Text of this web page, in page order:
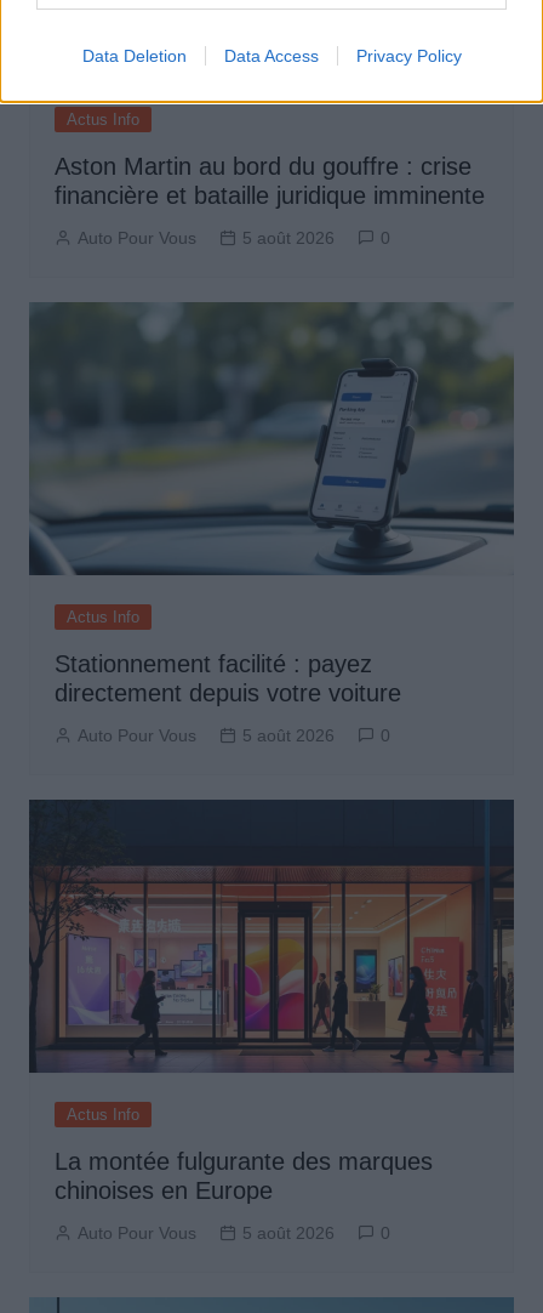
Data Deletion Data Access Privacy Policy
Actus Info
Aston Martin au bord du gouffre : crise
financière et bataille juridique imminente
Auto Pour Vous 5 août 2026 0
Actus Info
Stationnement facilité : payez
directement depuis votre voiture
Auto Pour Vous 5 août 2026 0
Actus Info
La montée fulgurante des marques
chinoises en Europe
Auto Pour Vous 5 août 2026 0